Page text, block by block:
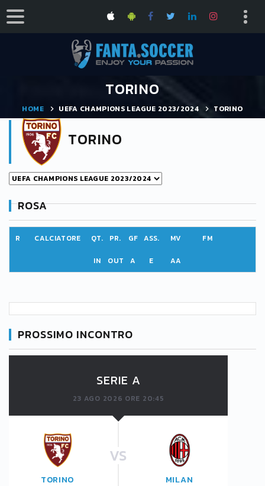
TORINO
HOME UEFA CHAMPIONS LEAGUE 2023/2024 TORINO
TORINO
ROSA
R CALCIATORE QT. PR. GF ASS. MV FM
IN OUT A E AA
PROSSIMO INCONTRO
SERIE A
23 AGO 2026 ORE 20:45
TORINO
VS
MILAN